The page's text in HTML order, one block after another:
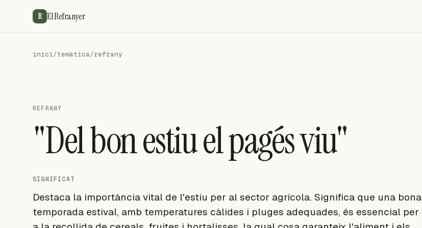
R El Refranyer
inici/temàtica/refrany
REFRANY
"Del bon estiu el pagés viu"
SIGNIFICAT
Destaca la importància vital de l'estiu per al sector agrícola. Significa que una bona
temporada estival, amb temperatures càlides i pluges adequades, és essencial per